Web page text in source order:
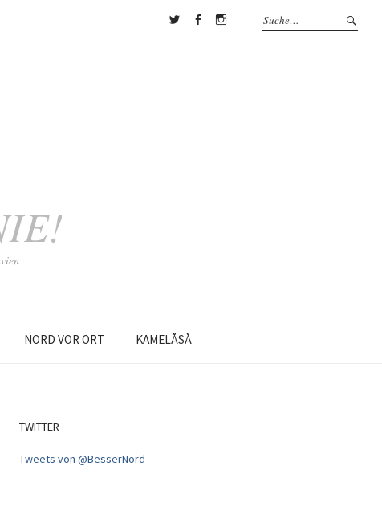
NORD VORORT KAMELÅSÅ
TWITTER
Tweets von @BesserNord